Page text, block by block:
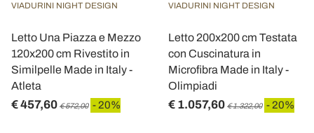
VIADURINI NIGHT DESIGN
Letto Una Piazza e Mezzo
120x200 cm Rivestito in
Similpelle Made in Italy -
Atleta
€ 457,60 € 572,00 - 20%
VIADURINI NIGHT DESIGN
Letto 200x200 cm Testata
con Cuscinatura in
Microfibra Made in Italy -
Olimpiadi
€ 1.057,60 € 1.322,00 - 20%